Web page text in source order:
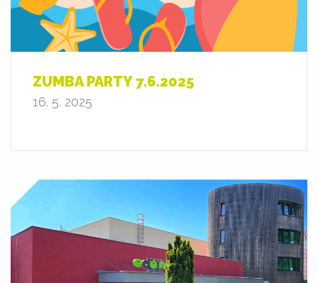
ZUMBA PARTY 7.6.2025
16. 5. 2025